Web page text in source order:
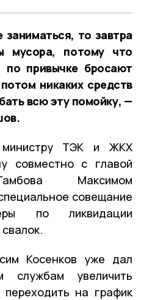
то завтра
мусора, потому что
привычке бросают
никаких средств
всю эту помойку, —
министру ТЭК и ЖКХ
совместно с главой
Максимом
совещание
по ликвидации
Косенков уже дал
службам увеличить
переходить на график